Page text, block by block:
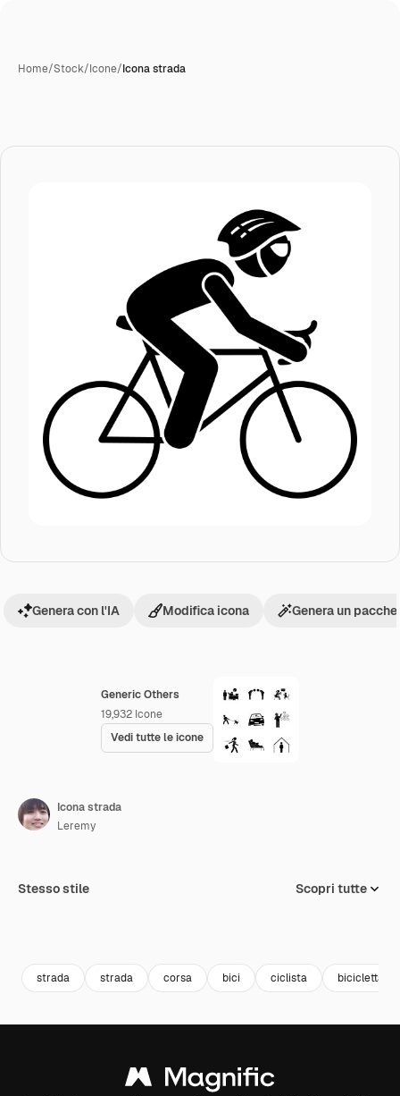
Home/Stock/Icone/Icona strada
Generic Others
19,932 Icone
Vedi tutte le icone
Genera con l'IA Modifica icona Genera un
Icona strada
Leremy
Stesso stile Scopri tutte
strada strada corsa bici ciclista bicicletta